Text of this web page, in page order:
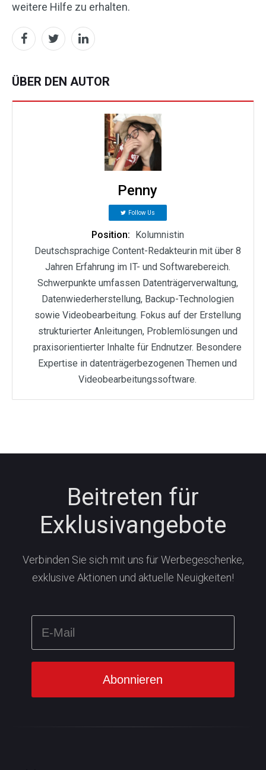
weitere Hilfe zu erhalten.
ÜBER DEN AUTOR
Penny
Follow Us
Position:
Kolumnistin
Deutschsprachige Content-Redakteurin mit über 8
Jahren Erfahrung im IT- und Softwarebereich.
Schwerpunkte umfassen Datenträgerverwaltung,
Datenwiederherstellung, Backup-Technologien
sowie Videobearbeitung. Fokus auf der Erstellung
strukturierter Anleitungen, Problemlösungen und
praxisorientierter Inhalte für Endnutzer. Besondere
Expertise in datenträgerbezogenen Themen und
Videobearbeitungssoftware.
Beitreten für
Exklusivangebote
Verbinden Sie sich mit uns für Werbegeschenke,
exklusive Aktionen und aktuelle Neuigkeiten!